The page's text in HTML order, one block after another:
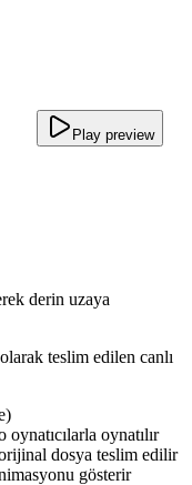
Play preview
derin uzaya
teslim edilen canlı
oynatılır
orijinal dosya teslim edilir
gösterir